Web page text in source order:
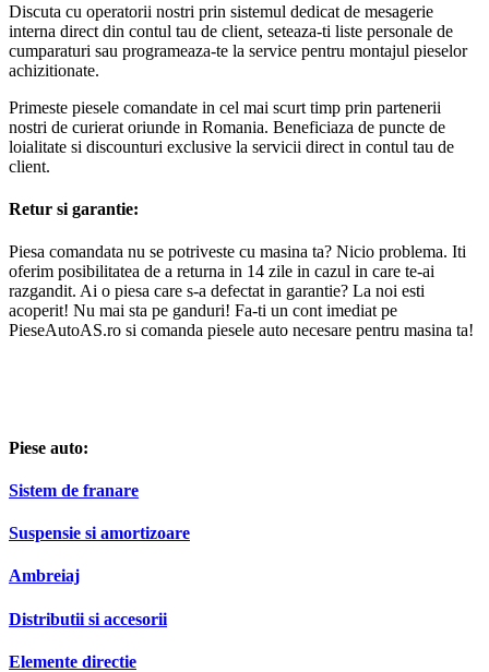
Discuta cu operatorii nostri prin sistemul dedicat de mesagerie
interna direct din contul tau de client, seteaza-ti liste personale de
cumparaturi sau programeaza-te la service pentru montajul pieselor
achizitionate.
Primeste piesele comandate in cel mai scurt timp prin partenerii
nostri de curierat oriunde in Romania. Beneficiaza de puncte de
loialitate si discounturi exclusive la servicii direct in contul tau de
client.
Retur si garantie:
Piesa comandata nu se potriveste cu masina ta? Nicio problema. Iti
oferim posibilitatea de a returna in 14 zile in cazul in care te-ai
razgandit. Ai o piesa care s-a defectat in garantie? La noi esti
acoperit! Nu mai sta pe ganduri! Fa-ti un cont imediat pe
PieseAutoAS.ro si comanda piesele auto necesare pentru masina ta!
Piese auto:
Sistem de franare
Suspensie si amortizoare
Ambreiaj
Distributii si accesorii
Elemente directie